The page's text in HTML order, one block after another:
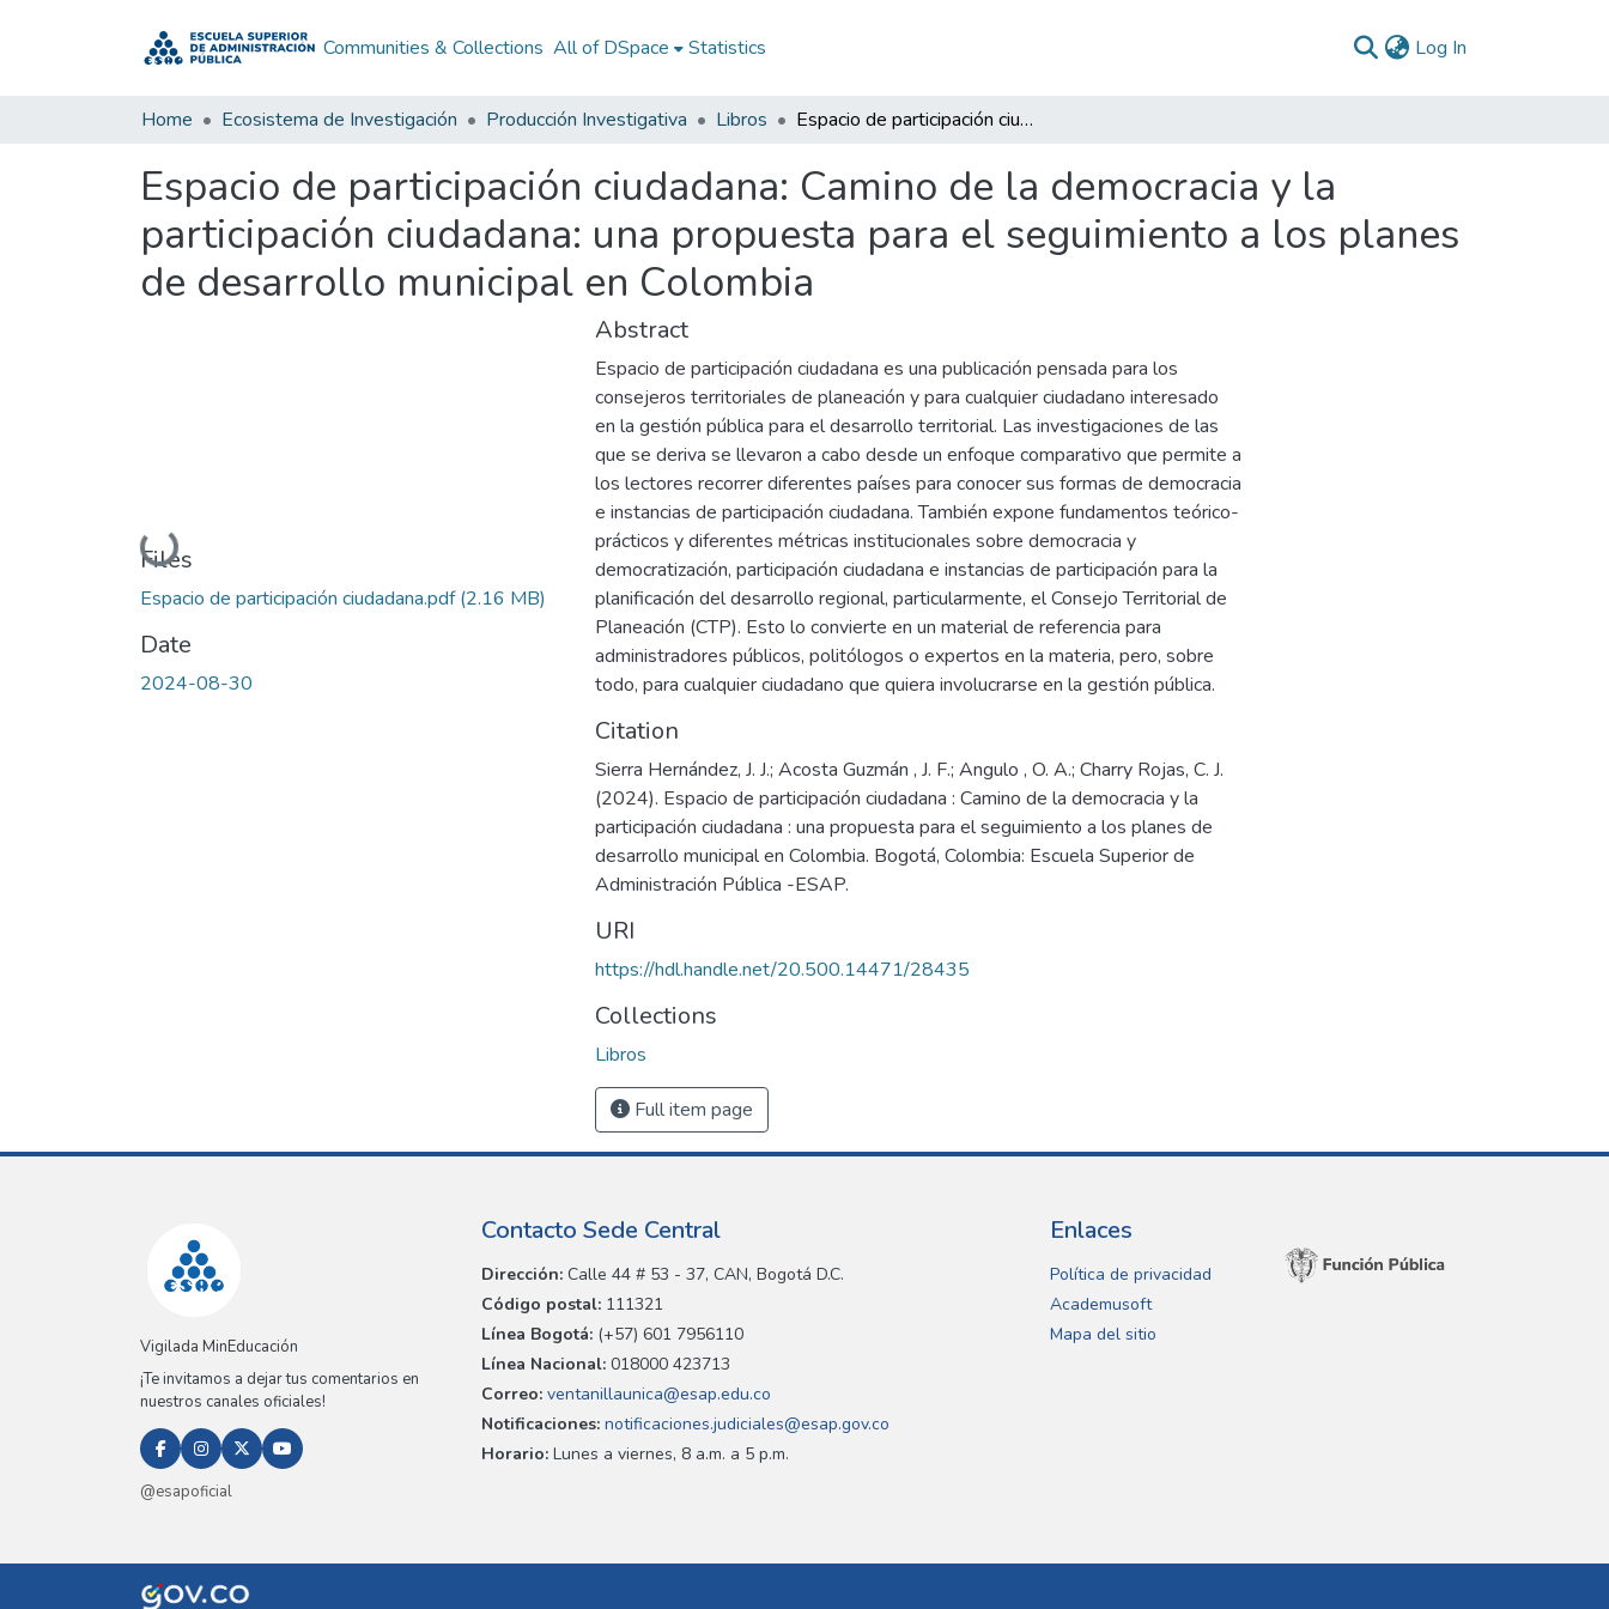
Communities & Collections All of DSpace Statistics Log In
Home Ecosistema de Investigación Producción Investigativa Libros Espacio de participación ciudadana: Camino de la democracia y la participación ciudadana: una propuesta para el seguimiento a los planes de desarrollo municipal en Colombia
Espacio de participación ciudadana: Camino de la democracia y la
participación ciudadana: una propuesta para el seguimiento a los planes
de desarrollo municipal en Colombia
Loading...
Files
Espacio de participación ciudadana.pdf(2.16 MB)
Date
2024-08-30
Abstract
Espacio de participación ciudadana es una publicación pensada para los
consejeros territoriales de planeación y para cualquier ciudadano interesado
en la gestión pública para el desarrollo territorial. Las investigaciones de las
que se deriva se llevaron a cabo desde un enfoque comparativo que permite a
los lectores recorrer diferentes países para conocer sus formas de democracia
e instancias de participación ciudadana. También expone fundamentos teórico-
prácticos y diferentes métricas institucionales sobre democracia y
democratización, participación ciudadana e instancias de participación para la
planificación del desarrollo regional, particularmente, el Consejo Territorial de
Planeación (CTP). Esto lo convierte en un material de referencia para
administradores públicos, politólogos o expertos en la materia, pero, sobre
todo, para cualquier ciudadano que quiera involucrarse en la gestión pública.
Citation
Sierra Hernández, J. J.; Acosta Guzmán , J. F.; Angulo , O. A.; Charry Rojas, C. J.
(2024). Espacio de participación ciudadana : Camino de la democracia y la
participación ciudadana : una propuesta para el seguimiento a los planes de
desarrollo municipal en Colombia. Bogotá, Colombia: Escuela Superior de
Administración Pública -ESAP.
URI
https://hdl.handle.net/20.500.14471/28435
Collections
Libros
Full item page
Vigilada MinEducación
¡Te invitamos a dejar tus comentarios en
nuestros canales oficiales!
@esapoficial
Contacto Sede Central
Dirección: Calle 44 # 53 - 37, CAN, Bogotá D.C.
Código postal: 111321
Línea Bogotá: (+57) 601 7956110
Línea Nacional: 018000 423713
Correo: ventanillaunica@esap.edu.co
Notificaciones: notificaciones.judiciales@esap.gov.co
Horario: Lunes a viernes, 8 a.m. a 5 p.m.
Enlaces
Política de privacidad
Academusoft
Mapa del sitio